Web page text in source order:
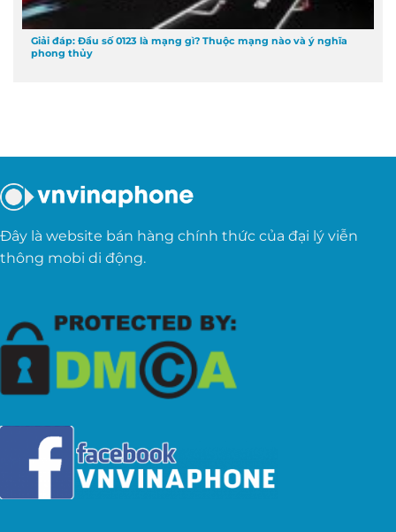
Giải đáp: Đầu số 0123 là mạng gì? Thuộc mạng nào và ý nghĩa
phong thủy
Đây là website bán hàng chính thức của đại lý viễn
thông mobi di động.